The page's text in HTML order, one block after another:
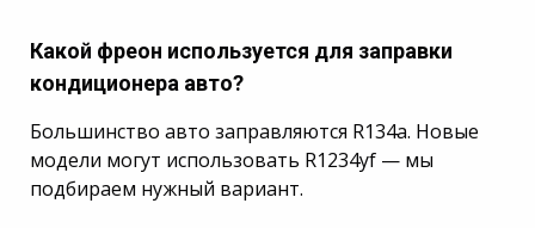
Какой фреон используется для заправки
кондиционера авто?
Большинство авто заправляются R134a. Новые
модели могут использовать R1234yf — мы
подбираем нужный вариант.